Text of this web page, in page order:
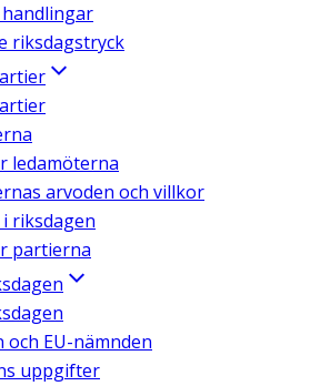
riksdagstryck
ledamöterna
arvoden och villkor
riksdagen
partierna
EU-nämnden
uppgifter